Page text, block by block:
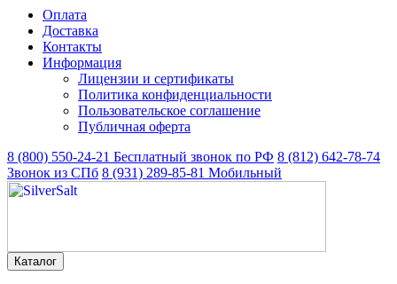
Оплата
Доставка
Контакты
Информация
Лицензии и сертификаты
Политика конфиденциальности
Пользовательское соглашение
Публичная оферта
8 (800) 550-24-21 Бесплатный звонок по РФ 8 (812) 642-78-74
Звонок из СПб 8 (931) 289-85-81 Мобильный
Каталог